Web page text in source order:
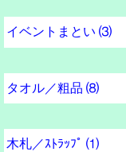
特大 巨大うちわ
大うちわ
梃子尻／まとい団扇
イベントまとい ⑶
イベントまとい
贈答用飾り纏
長琉旗／曳行旗
タオル／粗品 ⑻
お奨めタオル
普及品タオル
高級品タオル
抜染タオル
バスタオル
粗品インデックス
湯呑み／タンブラー
木札／ｽﾄﾗｯﾌﾟ ⑴